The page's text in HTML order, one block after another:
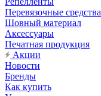
Перевязочные средства
Шовный материал
Аксессуары
Печатная продукция
Акции
Новости
Бренды
Как купить